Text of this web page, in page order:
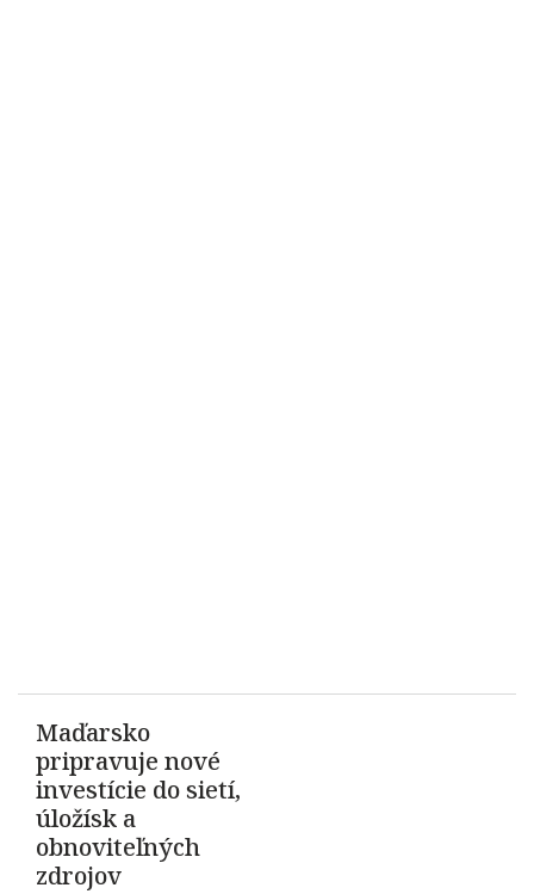
Maďarsko
pripravuje nové
investície do sietí,
úložísk a
obnoviteľných
zdrojov